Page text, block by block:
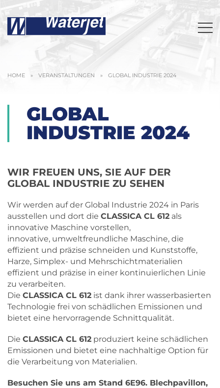
HOME » VERANSTALTUNGEN » GLOBAL INDUSTRIE 2024
GLOBAL
INDUSTRIE 2024
WIR FREUEN UNS, SIE AUF DER
GLOBAL INDUSTRIE ZU SEHEN
Wir werden auf der Global Industrie 2024 in Paris
ausstellen und dort die CLASSICA CL 612 als
innovative Maschine vorstellen,
innovative, umweltfreundliche Maschine, die
effizient und präzise schneiden und Kunststoffe,
Harze, Simplex- und Mehrschichtmaterialien
effizient und präzise in einer kontinuierlichen Linie
zu verarbeiten.
Die CLASSICA CL 612 ist dank ihrer wasserbasierten
Technologie frei von schädlichen Emissionen und
bietet eine hervorragende Schnittqualität.
Die CLASSICA CL 612 produziert keine schädlichen
Emissionen und bietet eine nachhaltige Option für
die Verarbeitung von Materialien.
Besuchen Sie uns am Stand 6E96. Blechpavillon,